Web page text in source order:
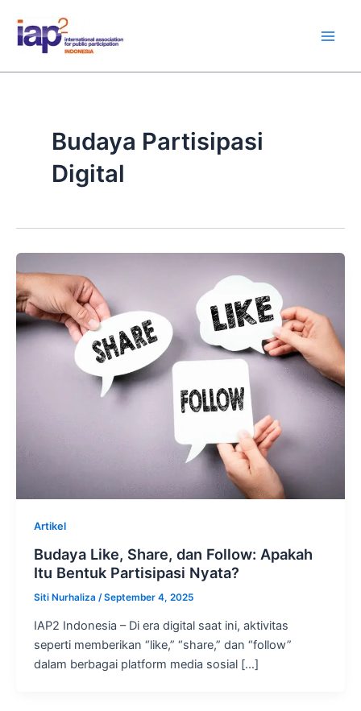
content
Budaya Partisipasi
Digital
Artikel
Budaya Like, Share, dan Follow: Apakah
Itu Bentuk Partisipasi Nyata?
Siti Nurhaliza /September 4, 2025
IAP2 Indonesia – Di era digital saat ini, aktivitas
seperti memberikan “like,” “share,” dan “follow”
dalam berbagai platform media sosial […]